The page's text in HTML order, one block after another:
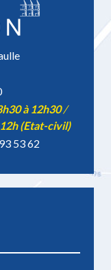
à 12h30/
12h (Etat-civil)
53 62